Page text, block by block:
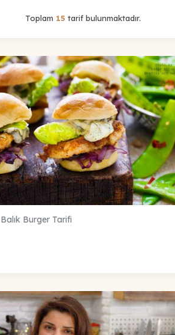
Toplam 15 tarif bulunmaktadır.
Burger Tarifi